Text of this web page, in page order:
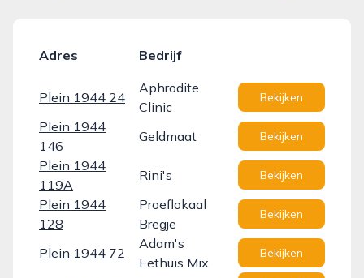
Adres Bedrijf
Plein 1944 24
Aphrodite
Clinic
Bekijken
Plein 1944
146
Geldmaat Bekijken
Plein 1944
119A
Rini's Bekijken
Plein 1944
128
Proeflokaal
Bregje
Bekijken
Plein 1944 72
Adam's
Eethuis Mix
Bekijken